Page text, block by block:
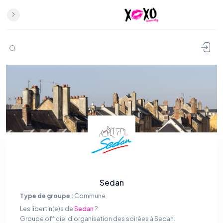
Sedan
Type de groupe : Commune
Les libertin(e)s deSedan?
Groupe officiel d’organisation des soirées à Sedan.